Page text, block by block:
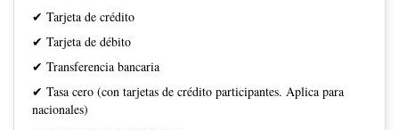
✔ Tarjeta de crédito
✔ Tarjeta de débito
✔ Transferencia bancaria
✔ Tasa cero (con tarjetas de crédito participantes. Aplica para
nacionales)